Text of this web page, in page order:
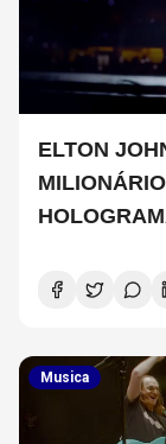
ELTON
Musica